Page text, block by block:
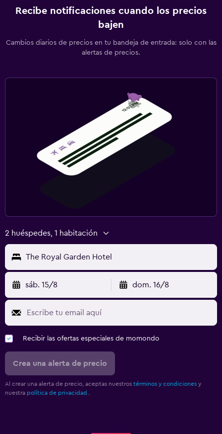
Salud y seguridad
Cámaras CCTV en el exterior
Toallas para piscina
Ideal para familias
Cuna/cama nido disponibles
Piscina (para niños)
Gimnasio
Gimnasio
Recibe notificaciones cuando los precios
bajen
Cambios diarios de precios en tu bandeja de entrada: solo con las
alertas de precios.
2 huéspedes, 1 habitación
The Royal Garden Hotel
sáb. 15/8 dom. 16/8
Recibir las ofertas especiales de momondo
Crea una alerta de precio
Al crear una alerta de precio, aceptas nuestros términos y condiciones y
nuestra política de privacidad.